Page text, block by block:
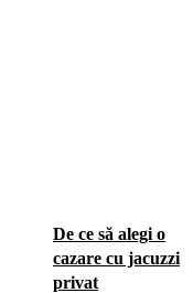
De ce să alegi o
cazare cu jacuzzi
privat